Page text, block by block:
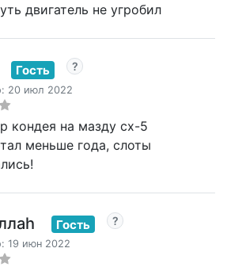
двигатель не угробил
Гость
20 июл 2022
кондея на мазду сх-5
меньше года, слоты
Гость
19 июн 2022